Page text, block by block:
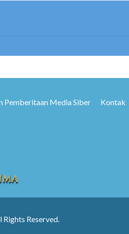
Pemberitaan Media Siber Kontak
Reserved.